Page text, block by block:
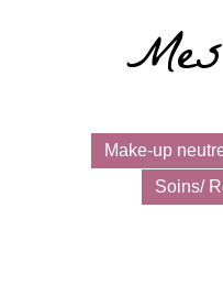
Make-up
Soins/